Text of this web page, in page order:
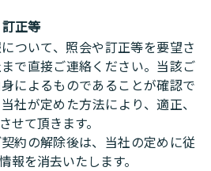
正等
ついて、照会や訂正等を要望さ
で直接ご連絡ください。当該ご
によるものであることが確認で
社が定めた方法により、適正、
せて頂きます。
約の解除後は、当社の定めに従
報を消去いたします。